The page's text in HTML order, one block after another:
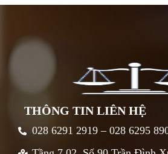
THÔNG TIN LIÊN HỆ
028 6291 2919 – 028 6295